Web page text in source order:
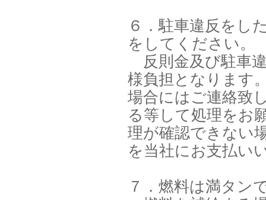
６．駐車違反をし
をしてください。
反則金及び駐車
様負担となります
場合にはご連絡致
る等して処理をお
理が確認できない
を当社にお支払い
７．燃料は満タン